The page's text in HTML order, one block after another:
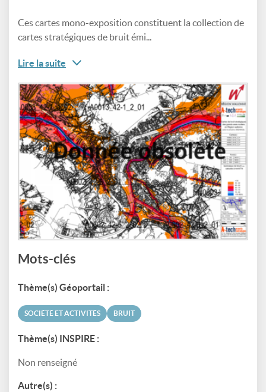
Ces cartes mono-exposition constituent la collection de
cartes stratégiques de bruit émi...
Lire la suite
Mots-clés
Thème(s) Géoportail :
SOCIÉTÉ ET ACTIVITÉS BRUIT
Thème(s) INSPIRE :
Non renseigné
Autre(s) :